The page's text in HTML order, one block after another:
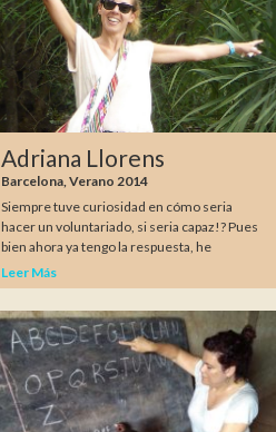
Adriana Llorens
Barcelona, Verano 2014
Siempre tuve curiosidad en cómo seria
hacer un voluntariado, si seria capaz!? Pues
bien ahora ya tengo la respuesta, he
Leer Más